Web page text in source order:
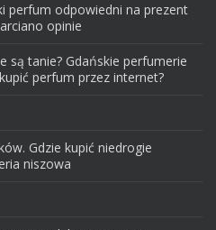
perfum odpowiedni na prezent
opinie
są tanie? Gdańskie perfumerie
perfum przez internet?
Gdzie kupić niedrogie
niszowa